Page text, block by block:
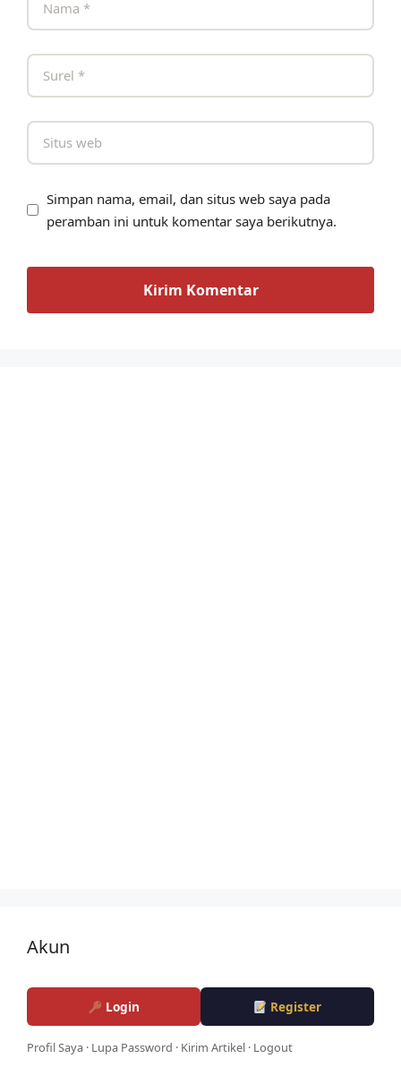
Simpan nama, email, dan situs web saya pada
peramban ini untuk komentar saya berikutnya.
Akun
Login Register
Profil Saya · Lupa Password · Kirim Artikel · Logout